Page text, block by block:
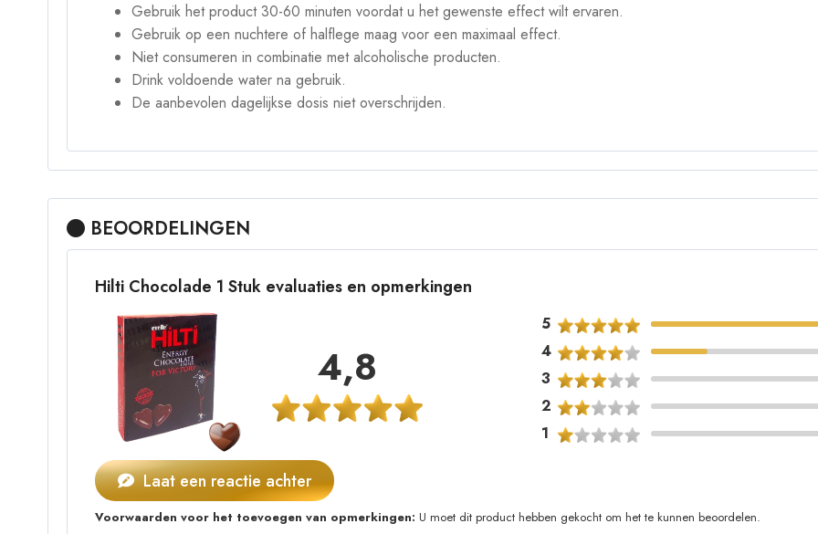
Gebruik het product 30-60 minuten voordat u het gewenste effect wilt ervaren.
Gebruik op een nuchtere of halflege maag voor een maximaal effect.
Niet consumeren in combinatie met alcoholische producten.
Drink voldoende water na gebruik.
De aanbevolen dagelijkse dosis niet overschrijden.
BEOORDELINGEN
Hilti Chocolade 1 Stuk evaluaties en opmerkingen
4,8
5
4
3
2
1
Laat een reactie achter
Voorwaarden voor het toevoegen van opmerkingen: U moet dit product hebben gekocht om het te kunnen beoordelen.